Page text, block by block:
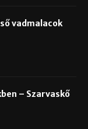
vadmalacok
– Szarvaskő